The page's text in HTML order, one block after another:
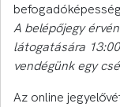
A belépőjegy
látogatására
vendégünk egy
Az online